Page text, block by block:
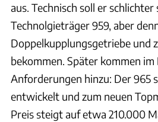
aus. Technisch soll er
Technolgieträger 959, aber
Doppelkupplungsgetriebe und
bekommen. Später kommen
Anforderungen hinzu: Der 965
entwickelt und zum neuen
Preis steigt auf etwa 210.000